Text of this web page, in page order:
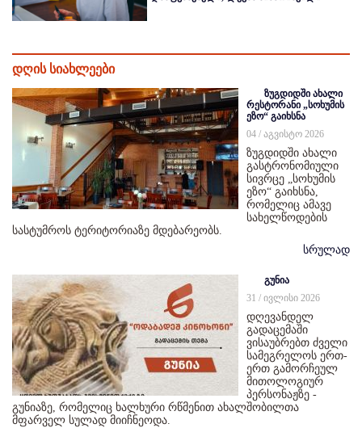
დღის სიახლეები
ზუგდიდში ახალი
რესტორანი „სოხუმის
ეზო“ გაიხსნა
04 / აგვისტო 2026
ზუგდიდში ახალი
გასტრონომიული
სივრცე „სოხუმის
ეზო“ გაიხსნა,
რომელიც ამავე
სახელწოდების
სასტუმროს ტერიტორიაზე მდებარეობს.
სრულად
გუნია
31 / ივლისი 2026
დღევანდელ
გადაცემაში
ვისაუბრებთ ძველი
სამეგრელოს ერთ-
ერთ გამორჩეულ
მითოლოგიურ
პერსონაჟზე -
გუნიაზე, რომელიც ხალხური რწმენით ახალშობილთა
მფარველ სულად მიიჩნეოდა.